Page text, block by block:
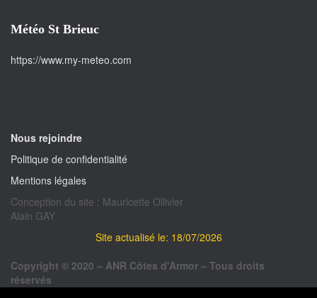
Météo St Brieuc
https://www.my-meteo.com
Nous rejoindre
Politique de confidentialité
Mentions légales
Conception du site : Mauricette Ollivier
Alain GAY
Site actualisé le: 18/07/2026
Copyright © 2020 – ANR Côtes d'Armor – Tous droits
réservés